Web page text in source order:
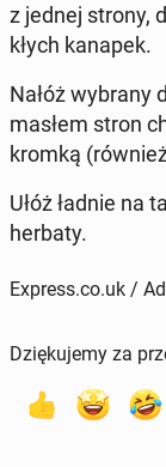
z jednej strony,
kłych kanapek.
Nałóż wybrany
masłem stron
kromką
Ułóż ładnie na
herbaty.
Express.co.uk /
Dziękujemy za